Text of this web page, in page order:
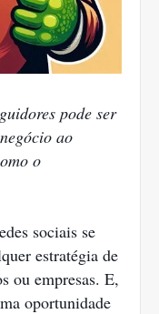
pode ser
ao
o
sociais se
estratégia de
ou empresas. E,
oportunidade